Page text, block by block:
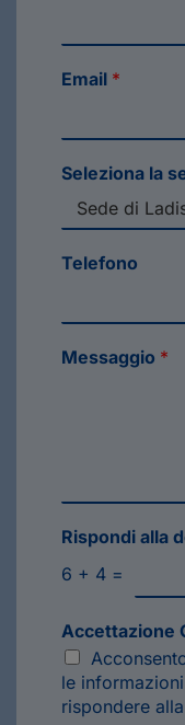
Email *
Seleziona la
Telefono
Messaggio *
Rispondi alla
6 + 4 =
Accettazione
le
rispondere